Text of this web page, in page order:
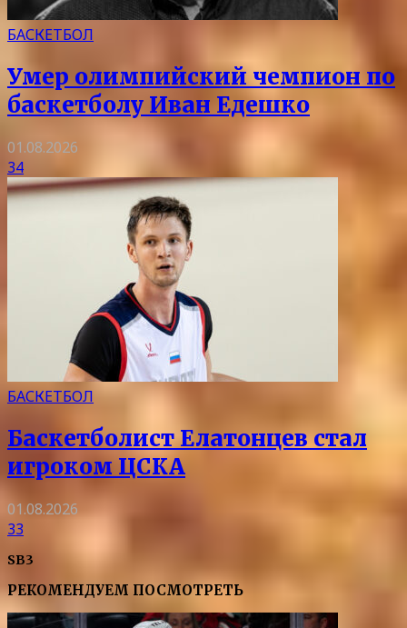
БАСКЕТБОЛ
Умер олимпийский чемпион по
баскетболу Иван Едешко
01.08.2026
34
БАСКЕТБОЛ
Баскетболист Елатонцев стал
игроком ЦСКА
01.08.2026
33
SB3
РЕКОМЕНДУЕМ ПОСМОТРЕТЬ